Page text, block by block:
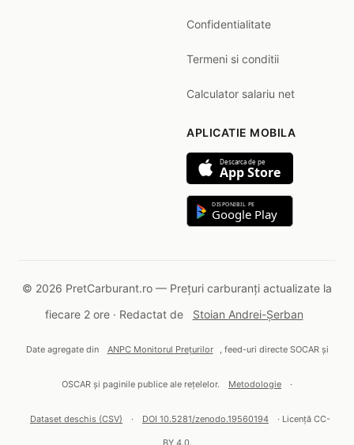
Confidentialitate
Termeni si conditii
Calculator salariu net
APLICATIE MOBILA
Descarca de pe
App Store
DISPONIBIL PE
Google Play
© 2026 PretCarburant.ro — Prețuri carburanți actualizate la
fiecare 2 ore · Redactat de
Stoian Andrei-Șerban
Date agregate din ANPC Monitorul Prețurilor , feed-uri directe SOCAR și
OSCAR și paginile publice ale rețelelor. Metodologie ·
Dataset deschis (CSV) · DOI 10.5281/zenodo.19560194 · Licență CC-
BY 4.0.